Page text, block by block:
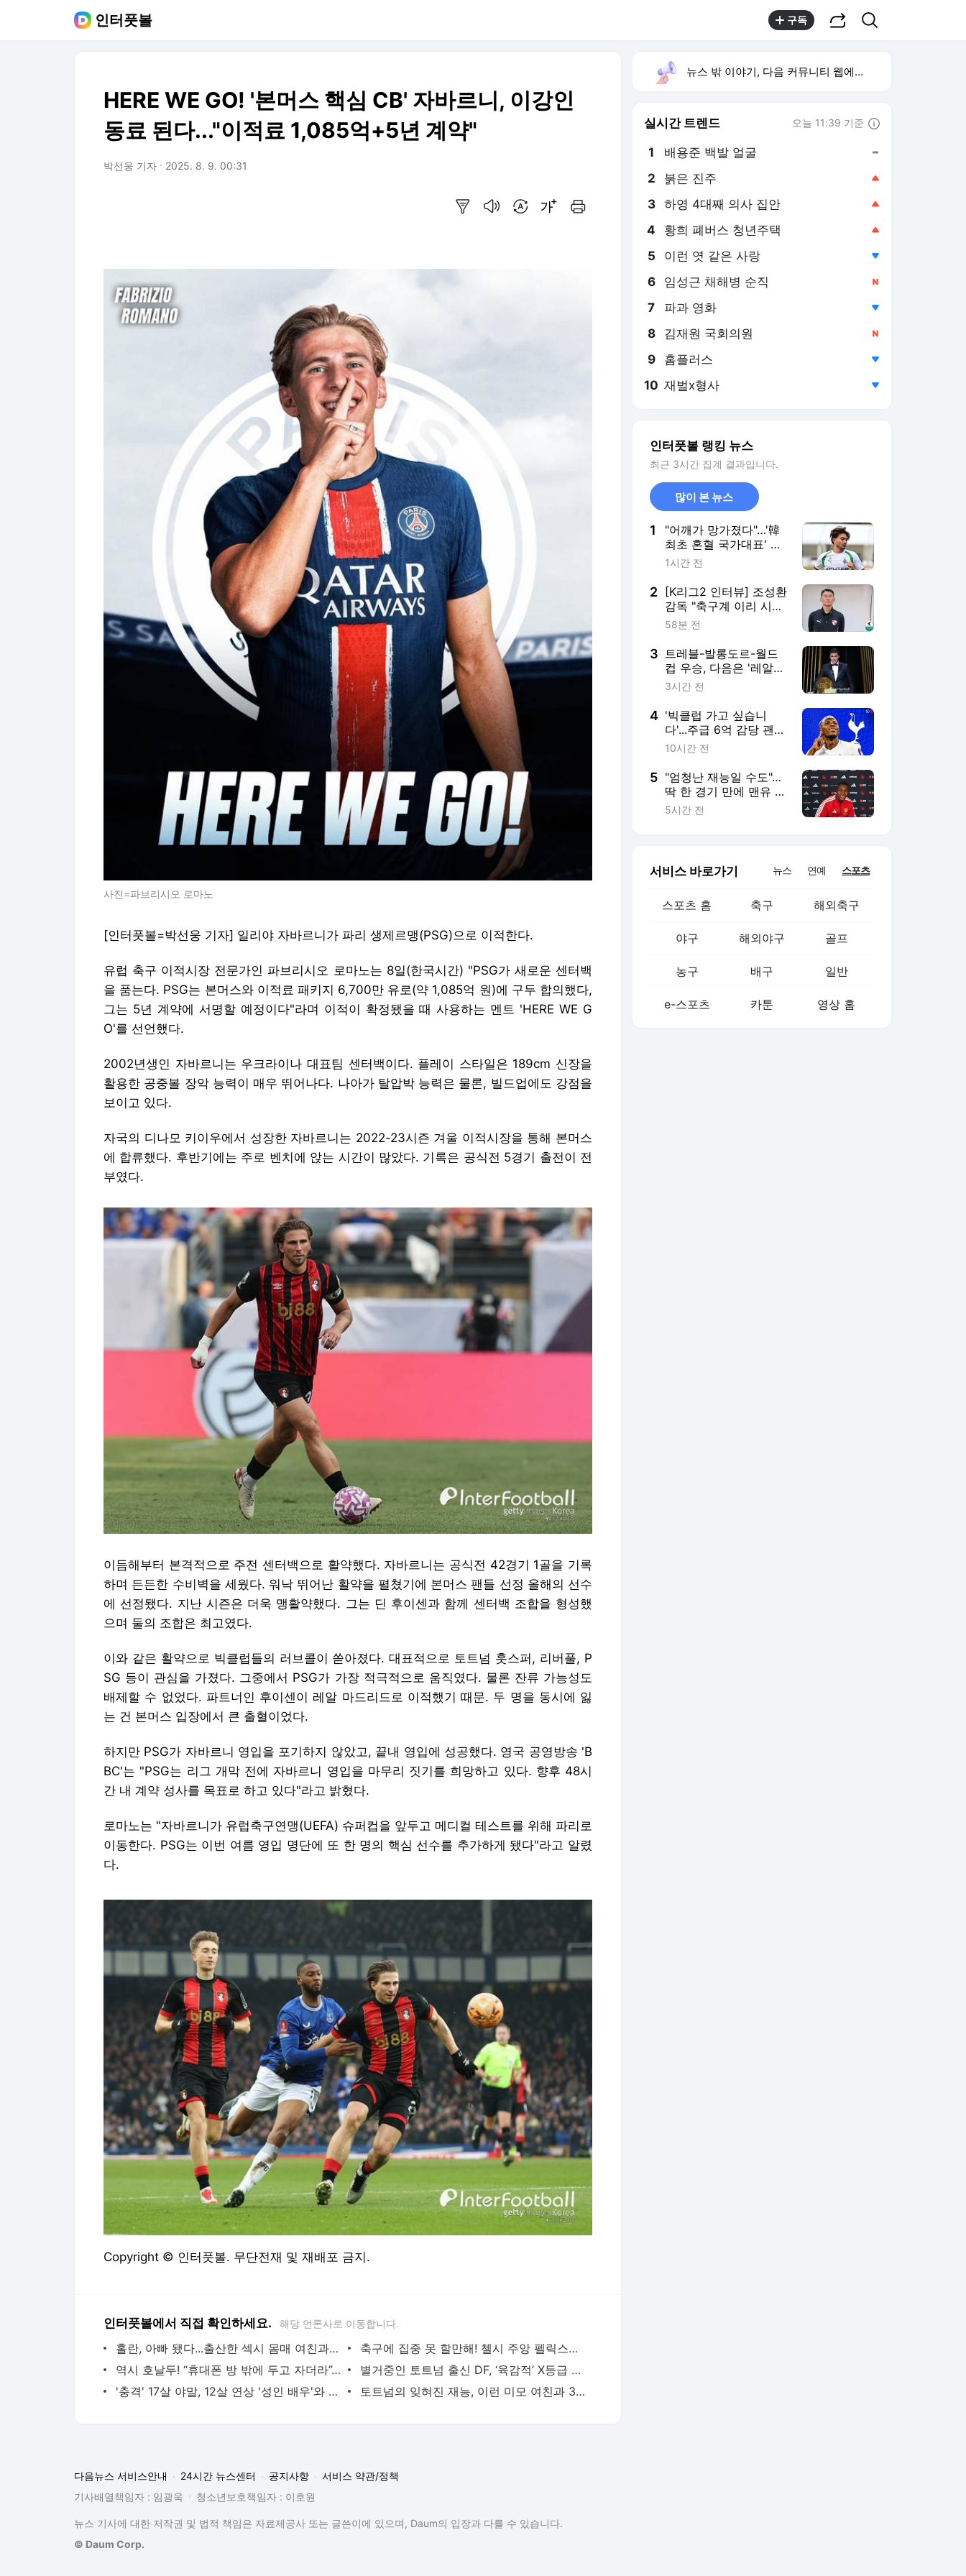
인터풋볼 구독
HERE WE GO! '본머스 핵심 CB' 자바르니, 이강인
동료 된다..."이적료 1,085억+5년 계약"
박선웅 기자 2025. 8. 9. 00:31
사진=파브리시오 로마노
[인터풋볼=박선웅 기자] 일리야 자바르니가 파리 생제르맹(PSG)으로 이적한다.
유럽 축구 이적시장 전문가인 파브리시오 로마노는 8일(한국시간) "PSG가 새로운 센터백
을 품는다. PSG는 본머스와 이적료 패키지 6,700만 유로(약 1,085억 원)에 구두 합의했다,
그는 5년 계약에 서명할 예정이다"라며 이적이 확정됐을 때 사용하는 멘트 'HERE WE G
O'를 선언했다.
2002년생인 자바르니는 우크라이나 대표팀 센터백이다. 플레이 스타일은 189cm 신장을
활용한 공중볼 장악 능력이 매우 뛰어나다. 나아가 탈압박 능력은 물론, 빌드업에도 강점을
보이고 있다.
자국의 디나모 키이우에서 성장한 자바르니는 2022-23시즌 겨울 이적시장을 통해 본머스
에 합류했다. 후반기에는 주로 벤치에 앉는 시간이 많았다. 기록은 공식전 5경기 출전이 전
부였다.
이듬해부터 본격적으로 주전 센터백으로 활약했다. 자바르니는 공식전 42경기 1골을 기록
하며 든든한 수비벽을 세웠다. 워낙 뛰어난 활약을 펼쳤기에 본머스 팬들 선정 올해의 선수
에 선정됐다. 지난 시즌은 더욱 맹활약했다. 그는 딘 후이센과 함께 센터백 조합을 형성했
으며 둘의 조합은 최고였다.
이와 같은 활약으로 빅클럽들의 러브콜이 쏟아졌다. 대표적으로 토트넘 훗스퍼, 리버풀, P
SG 등이 관심을 가졌다. 그중에서 PSG가 가장 적극적으로 움직였다. 물론 잔류 가능성도
배제할 수 없었다. 파트너인 후이센이 레알 마드리드로 이적했기 때문. 두 명을 동시에 잃
는 건 본머스 입장에서 큰 출혈이었다.
하지만 PSG가 자바르니 영입을 포기하지 않았고, 끝내 영입에 성공했다. 영국 공영방송 'B
BC'는 "PSG는 리그 개막 전에 자바르니 영입을 마무리 짓기를 희망하고 있다. 향후 48시
간 내 계약 성사를 목표로 하고 있다"라고 밝혔다.
로마노는 "자바르니가 유럽축구연맹(UEFA) 슈퍼컵을 앞두고 메디컬 테스트를 위해 파리로
이동한다. PSG는 이번 여름 영입 명단에 또 한 명의 핵심 선수를 추가하게 됐다"라고 알렸
다.
Copyright © 인터풋볼. 무단전재 및 재배포 금지.
인터풋볼에서 직접 확인하세요. 해당 언론사로 이동합니다.
홀란, 아빠 됐다...출산한 섹시 몸매 여친과 깜짝 로마 데이트 - 인터풋볼
축구에 집중 못 할만해! 첼시 주앙 펠릭스의 ‘탄력’ 몸매 여친 화제 - 인터풋볼
역시 호날두! “휴대폰 방 밖에 두고 자더라”…前 포르투갈 대표팀 동료의 회상 - 인터풋볼
별거중인 토트넘 출신 DF, ‘육감적’ X등급 배우 여성과 포착 - 인터풋볼
'충격' 17살 야말, 12살 연상 '성인 배우'와 열애설..."다 거짓말" 부정 - 인터풋볼
토트넘의 잊혀진 재능, 이런 미모 여친과 3년 연애 끝에..이별 - 인터풋볼
뉴스 밖 이야기, 다음 커뮤니티 웹에서 보기
실시간 트렌드 오늘 11:39 기준
1 배용준 백발 얼굴
2 붉은 진주
3 하영 4대째 의사 집안
4 황희 폐버스 청년주택
5 이런 엿 같은 사랑
6 임성근 채해병 순직
7 파과 영화
8 김재원 국회의원
9 홈플러스
10 재벌x형사
인터풋볼 랭킹 뉴스
최근 3시간 집계 결과입니다.
많이 본 뉴스
1
"어깨가 망가졌다"…'韓
최초 혼혈 국가대표' 옌
스, 월드컵 끝나자마자
돌아오자마자 또 쓰러졌
다 "수 주간 결장 전망"
1시간 전
2
[K리그2 인터뷰] 조성환
감독 "축구계 이리 시끄
러운데, 이 더운 날씨에
돼"
58분 전
3 트레블-발롱도르-월드
컵 우승, 다음은 '레알
마드리드 아닌 바르셀로
드리, 맨시티 떠나 새 도
전 천명
3시간 전
4 '빅클럽 가고 싶습니
다'...주급 6억 감당 괜찮
나? 토트넘, 오시멘 영입
는 솔란케 팔아야 가능
10시간 전
5 "엄청난 재능일 수도"…
딱 한 경기 만에 맨유 팬
들 마음 훔쳤다
5시간 전
서비스 바로가기 뉴스 연예 스포츠
스포츠 홈 축구 해외축구
야구 해외야구 골프
농구 배구 일반
e-스포츠 카툰 영상 홈
다음뉴스 서비스안내 24시간 뉴스센터 공지사항
서비스 약관/정책
기사배열책임자 : 임광욱
청소년보호책임자 : 이호원
뉴스 기사에 대한 저작권 및 법적 책임은 자료제공사 또는 글쓴이에 있으며, Daum의 입장과 다를 수 있습니다.
© Daum Corp.